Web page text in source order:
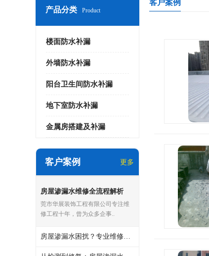
产品分类 Product
楼面防水补漏
外墙防水补漏
阳台卫生间防水补漏
地下室防水补漏
金属房搭建及补漏
客户案例 更多
房屋渗漏水维修全流程解析
莞市华展装饰工程有限公司专注维
修工程十年，曾为众多企事..
房屋渗漏水困扰？专业维修团队教你科学 “堵漏”
客户案例